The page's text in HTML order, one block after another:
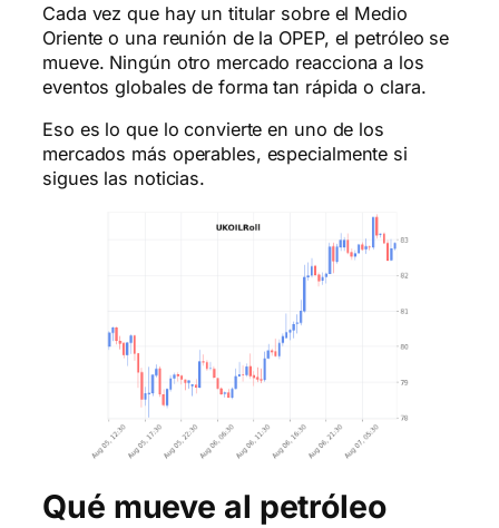
Cada vez que hay un titular sobre el Medio
Oriente o una reunión de la OPEP, el petróleo se
mueve. Ningún otro mercado reacciona a los
eventos globales de forma tan rápida o clara.
Eso es lo que lo convierte en uno de los
mercados más operables, especialmente si
sigues las noticias.
Qué mueve al petróleo